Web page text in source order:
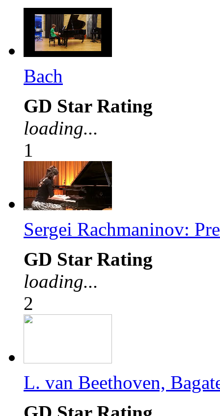
Bach
GD Star Rating
loading...
1
Sergei Rachmaninov:
GD Star Rating
loading...
2
L. van Beethoven,